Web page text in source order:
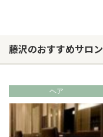
藤沢のおすすめサロン
ヘア